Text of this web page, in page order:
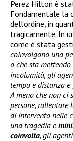
Perez Hilton è
Fondamentale la
dell’ordine, in
tragicamente. In
come è stata
coinvolgono una
o che sta
incolumità, gli
tempo e distanza
A meno che non ci
persone, rallentare
di intervento nelle
una tragedia e
coinvolta, gli